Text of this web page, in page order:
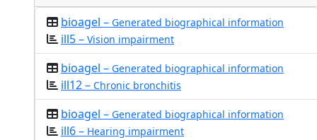
bioagel – Generated biographical information
ill5 – Vision impairment
bioagel – Generated biographical information
ill12 – Chronic bronchitis
bioagel – Generated biographical information
ill6 – Hearing impairment